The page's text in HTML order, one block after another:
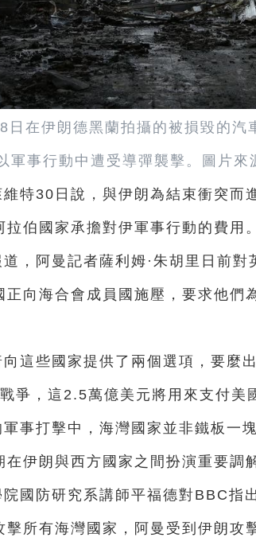
日在伊朗德黑蘭拍攝的被損毀的汽
軍事行動中遭受導彈襲擊。圖片來
特30日說，與伊朗為結束衝突而
伯國家承擔對伊軍事行動的費用。
，阿曼記者薩利姆·朱胡里日前
正向海合會成員國施壓，要求他們
這些國家提供了兩個選項，要麼
爭，這2.5萬億美元將用來支付美
事打擊中，海灣國家並非鐵板一
伊朗與西方國家之間扮演重要調
國防研究系講師平福德對BBC指
擊所有海灣國家，阿曼受到伊朗攻